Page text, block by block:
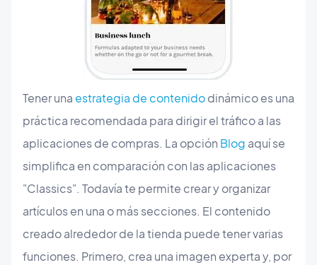
Tener una estrategia de contenidodinámico es una
práctica recomendada para dirigir el tráfico a las
aplicaciones de compras. La opción Blog aquí se
simplifica en comparación con las aplicaciones
"Classics". Todavía te permite crear y organizar
artículos en una o más secciones. El contenido
creado alrededor de la tienda puede tener varias
funciones. Primero, crea una imagen experta y, por